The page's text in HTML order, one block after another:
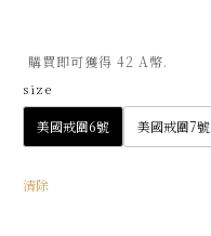
格：
NT$5,980。
格：
NT$4,186。
購買即可獲得 42 A幣.
size
美國戒圍6號 美國戒圍7號
清除